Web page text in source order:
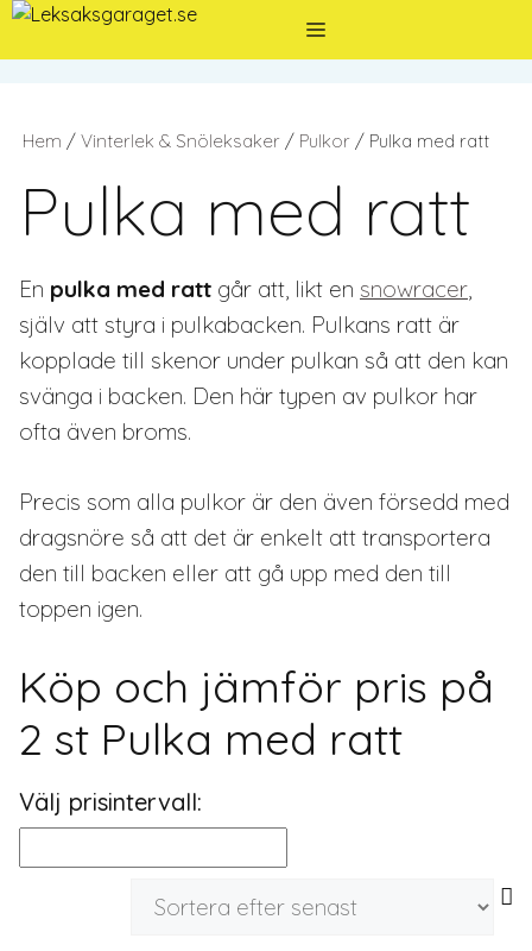
Hoppa
till
Meny
Hem / Vinterlek & Snöleksaker / Pulkor / Pulka med ratt
Pulka med ratt
En pulka med ratt går att, likt en snowracer,
själv att styra i pulkabacken. Pulkans ratt är
kopplade till skenor under pulkan så att den kan
svänga i backen. Den här typen av pulkor har
ofta även broms.
Precis som alla pulkor är den även försedd med
dragsnöre så att det är enkelt att transportera
den till backen eller att gå upp med den till
toppen igen.
Köp och jämför pris på
2 st Pulka med ratt
Välj prisintervall: